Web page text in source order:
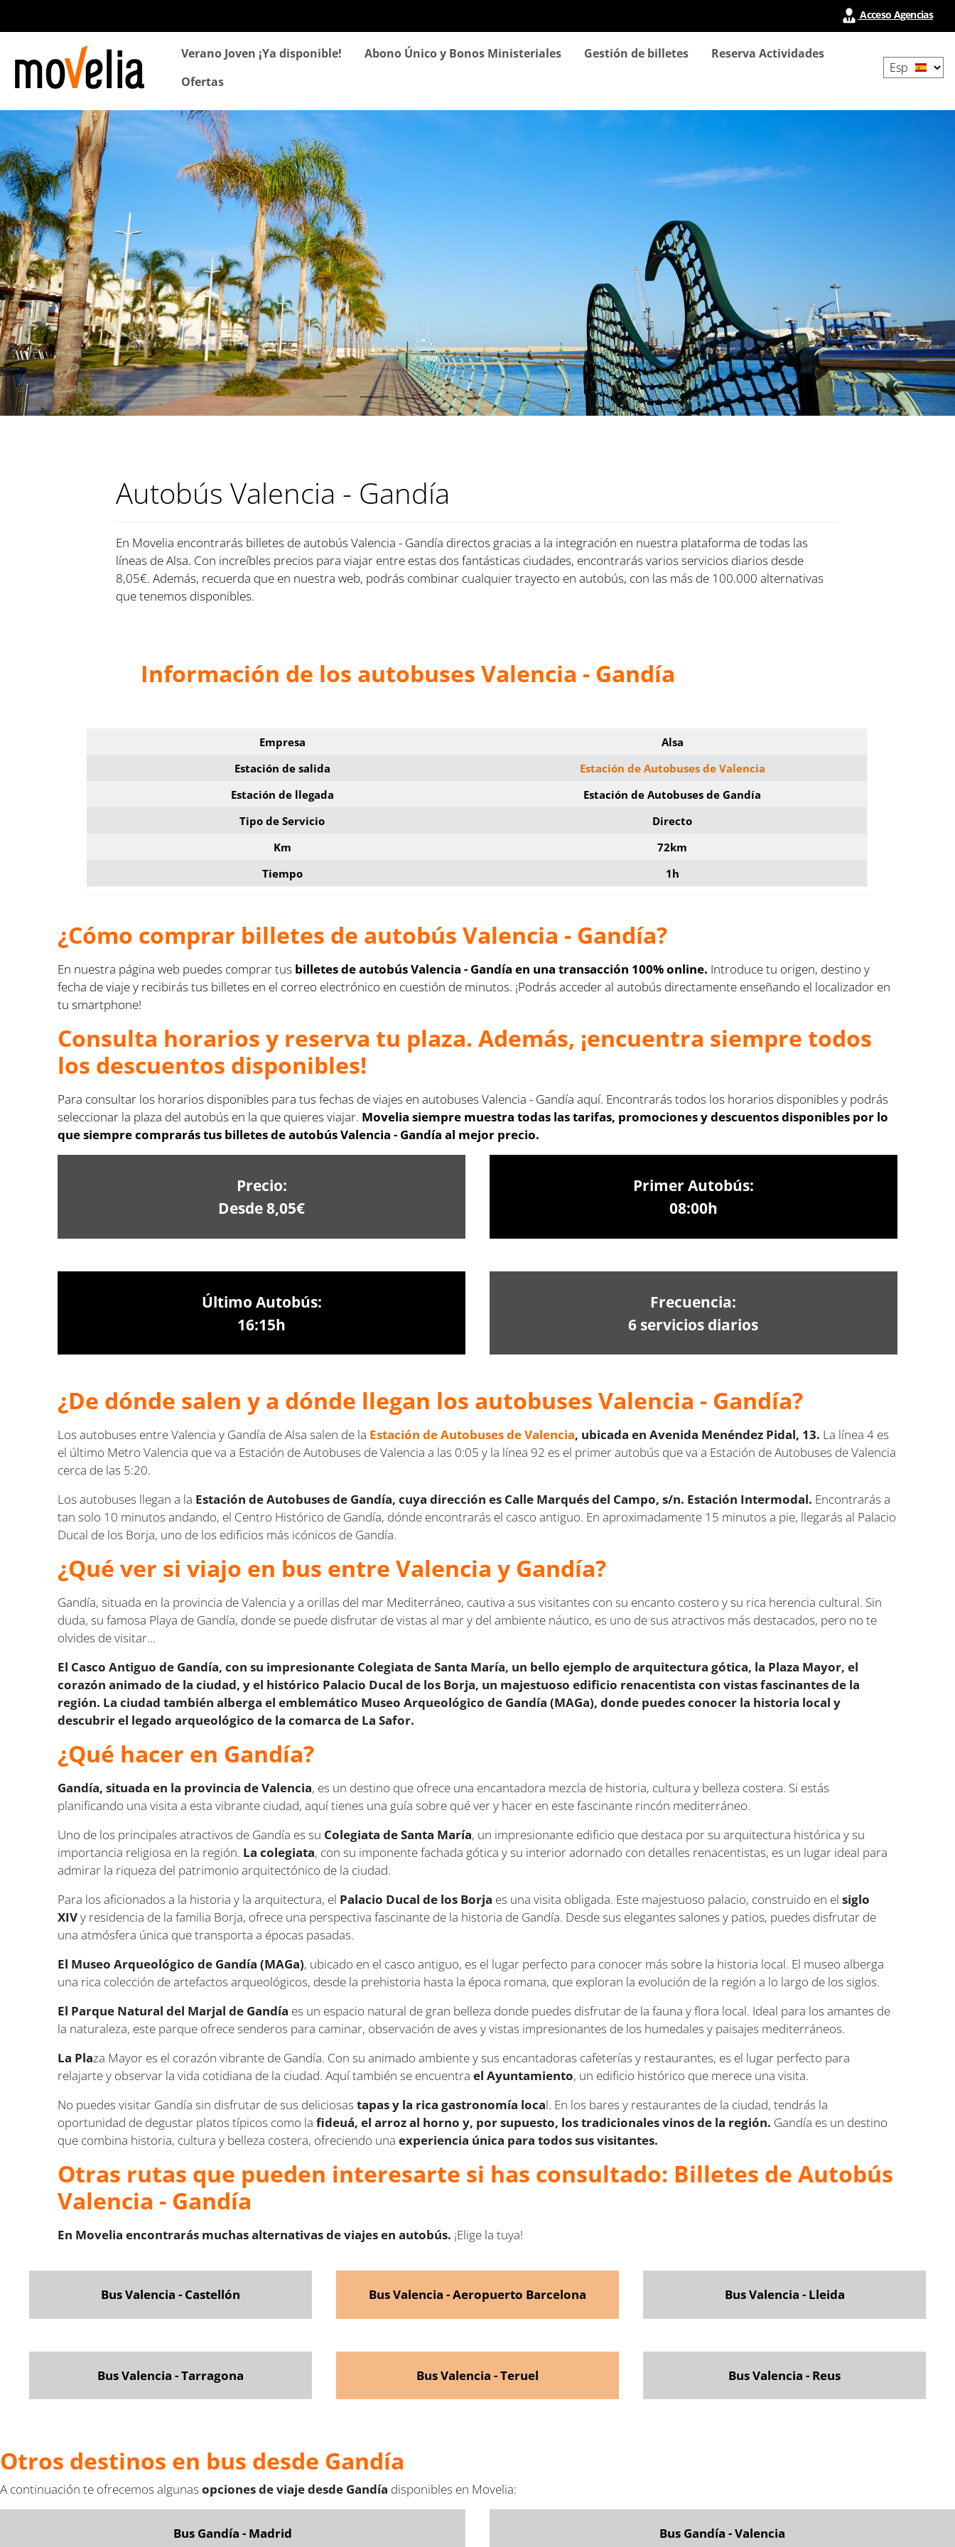
contenido
Acceso Agencias
Navegación
principal
Verano Joven ¡Ya disponible! Abono Único y Bonos Ministeriales Gestión de billetes
Reserva Actividades
Ofertas
your
Autobús Valencia - Gandía
En Movelia encontrarás billetes de autobús Valencia - Gandía directos gracias a la integración en nuestra plataforma de todas las
líneas de Alsa. Con increíbles precios para viajar entre estas dos fantásticas ciudades, encontrarás varios servicios diarios desde
8,05€. Además, recuerda que en nuestra web, podrás combinar cualquier trayecto en autobús, con las más de 100.000 alternativas
que tenemos disponibles.
Información de los autobuses Valencia - Gandía
Empresa
Alsa
Estación de salida
Estación de Autobuses de Valencia
Estación de llegada
Estación de Autobuses de Gandía
Tipo de Servicio
Directo
Km
72km
Tiempo
1h
¿Cómo comprar billetes de autobús Valencia - Gandía?
En nuestra página web puedes comprar tus billetes de autobús Valencia - Gandía en una transacción 100% online. Introduce tu origen, destino y
fecha de viaje y recibirás tus billetes en el correo electrónico en cuestión de minutos. ¡Podrás acceder al autobús directamente enseñando el localizador en
tu smartphone!
Consulta horarios y reserva tu plaza. Además, ¡encuentra siempre todos
los descuentos disponibles!
Para consultar los horarios disponibles para tus fechas de viajes en autobuses Valencia - Gandía aquí. Encontrarás todos los horarios disponibles y podrás
seleccionar la plaza del autobús en la que quieres viajar. Movelia siempre muestra todas las tarifas, promociones y descuentos disponibles por lo
que siempre comprarás tus billetes de autobús Valencia - Gandía al mejor precio.
Precio:
Desde 8,05€
Primer Autobús:
08:00h
Último Autobús:
16:15h
Frecuencia:
6 servicios diarios
¿De dónde salen y a dónde llegan los autobuses Valencia - Gandía?
Los autobuses entre Valencia y Gandía de Alsa salen de la Estación de Autobuses de Valencia, ubicada en Avenida Menéndez Pidal, 13. La línea 4 es
el último Metro Valencia que va a Estación de Autobuses de Valencia a las 0:05 y la línea 92 es el primer autobús que va a Estación de Autobuses de Valencia
cerca de las 5:20.
Los autobuses llegan a la Estación de Autobuses de Gandía, cuya dirección es Calle Marqués del Campo, s/n. Estación Intermodal. Encontrarás a
tan solo 10 minutos andando, el Centro Histórico de Gandía, dónde encontrarás el casco antiguo. En aproximadamente 15 minutos a pie, llegarás al Palacio
Ducal de los Borja, uno de los edificios más icónicos de Gandía.
¿Qué ver si viajo en bus entre Valencia y Gandía?
Gandía, situada en la provincia de Valencia y a orillas del mar Mediterráneo, cautiva a sus visitantes con su encanto costero y su rica herencia cultural. Sin
duda, su famosa Playa de Gandía, donde se puede disfrutar de vistas al mar y del ambiente náutico, es uno de sus atractivos más destacados, pero no te
olvides de visitar…
El Casco Antiguo de Gandía, con su impresionante Colegiata de Santa María, un bello ejemplo de arquitectura gótica, la Plaza Mayor, el
corazón animado de la ciudad, y el histórico Palacio Ducal de los Borja, un majestuoso edificio renacentista con vistas fascinantes de la
región. La ciudad también alberga el emblemático Museo Arqueológico de Gandía (MAGa), donde puedes conocer la historia local y
descubrir el legado arqueológico de la comarca de La Safor.
¿Qué hacer en Gandía?
Gandía, situada en la provincia de Valencia, es un destino que ofrece una encantadora mezcla de historia, cultura y belleza costera. Si estás
planificando una visita a esta vibrante ciudad, aquí tienes una guía sobre qué ver y hacer en este fascinante rincón mediterráneo.
Uno de los principales atractivos de Gandía es su Colegiata de Santa María, un impresionante edificio que destaca por su arquitectura histórica y su
importancia religiosa en la región. La colegiata, con su imponente fachada gótica y su interior adornado con detalles renacentistas, es un lugar ideal para
admirar la riqueza del patrimonio arquitectónico de la ciudad.
Para los aficionados a la historia y la arquitectura, el Palacio Ducal de los Borja es una visita obligada. Este majestuoso palacio, construido en el siglo
XIVy residencia de la familia Borja, ofrece una perspectiva fascinante de la historia de Gandía. Desde sus elegantes salones y patios, puedes disfrutar de
una atmósfera única que transporta a épocas pasadas.
El Museo Arqueológico de Gandía (MAGa), ubicado en el casco antiguo, es el lugar perfecto para conocer más sobre la historia local. El museo alberga
una rica colección de artefactos arqueológicos, desde la prehistoria hasta la época romana, que exploran la evolución de la región a lo largo de los siglos.
El Parque Natural del Marjal de Gandía es un espacio natural de gran belleza donde puedes disfrutar de la fauna y flora local. Ideal para los amantes de
la naturaleza, este parque ofrece senderos para caminar, observación de aves y vistas impresionantes de los humedales y paisajes mediterráneos.
La Plaza Mayor es el corazón vibrante de Gandía. Con su animado ambiente y sus encantadoras cafeterías y restaurantes, es el lugar perfecto para
relajarte y observar la vida cotidiana de la ciudad. Aquí también se encuentrael Ayuntamiento, un edificio histórico que merece una visita.
No puedes visitar Gandía sin disfrutar de sus deliciosastapas y la rica gastronomía local. En los bares y restaurantes de la ciudad, tendrás la
oportunidad de degustar platos típicos como la fideuá, el arroz al horno y, por supuesto, los tradicionales vinos de la región. Gandía es un destino
que combina historia, cultura y belleza costera, ofreciendo unaexperiencia única para todos sus visitantes.
Otras rutas que pueden interesarte si has consultado: Billetes de Autobús
Valencia - Gandía
En Movelia encontrarás muchas alternativas de viajes en autobús. ¡Elige la tuya!
Bus Valencia - Castellón Bus Valencia - Aeropuerto Barcelona Bus Valencia - Lleida
Bus Valencia - Tarragona Bus Valencia - Teruel Bus Valencia - Reus
Otros destinos en bus desde Gandía
A continuación te ofrecemos algunas opciones de viaje desde Gandía disponibles en Movelia:
Bus Gandía - Madrid Bus Gandía - Valencia